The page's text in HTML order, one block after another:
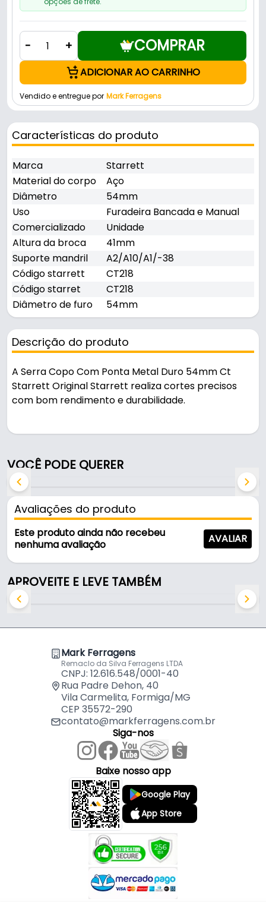
- + COMPRAR
ADICIONAR AO CARRINHO
Vendido e entregue por Mark Ferragens
Características do produto
Marca
Starrett
Material do corpo
Aço
Diâmetro
54mm
Uso
Furadeira Bancada e Manual
Comercializado
Unidade
Altura da broca
41mm
Suporte mandril
A2/A10/A1/-38
Código starrett
CT218
Código starret
CT218
Diâmetro de furo
54mm
Descrição do produto
A Serra Copo Com Ponta Metal Duro 54mm Ct
Starrett Original Starrett realiza cortes precisos
com bom rendimento e durabilidade.
manutenção.
Fabricada em Aço, é resistente e durável no uso
diário.
Características:
- Marca: Starrett
- Uso: Furadeira Bancada e Manual
- Comercializado: Unidade
- Suporte mandril: A2/A10/A1/-38
- Código starret: CT218
- Diâmetro de furo: 54mm
Indicado para:
- Furadeira Bancada
- Manual
VOCÊ PODE QUERER
Avaliações do produto
Este produto ainda não recebeu
nenhuma avaliação
AVALIAR
APROVEITE E LEVE TAMBÉM
Mark Ferragens
Remaclo da Silva Ferragens LTDA
CNPJ: 12.616.548/0001-40
Rua Padre Dehon, 40
Vila Carmelita, Formiga/MG
CEP 35572-290
contato@markferragens.com.br
Siga-nos
Baixe nosso app
Google Play
App Store